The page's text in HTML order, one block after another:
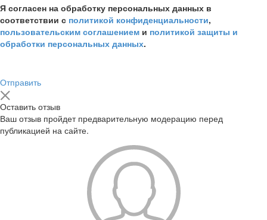
Я согласен на обработку персональных данных в
соответствии с политикой конфиденциальности,
пользовательским соглашением и политикой защиты и
обработки персональных данных.
Отправить
Оставить отзыв
Ваш отзыв пройдет предварительную модерацию перед
публикацией на сайте.